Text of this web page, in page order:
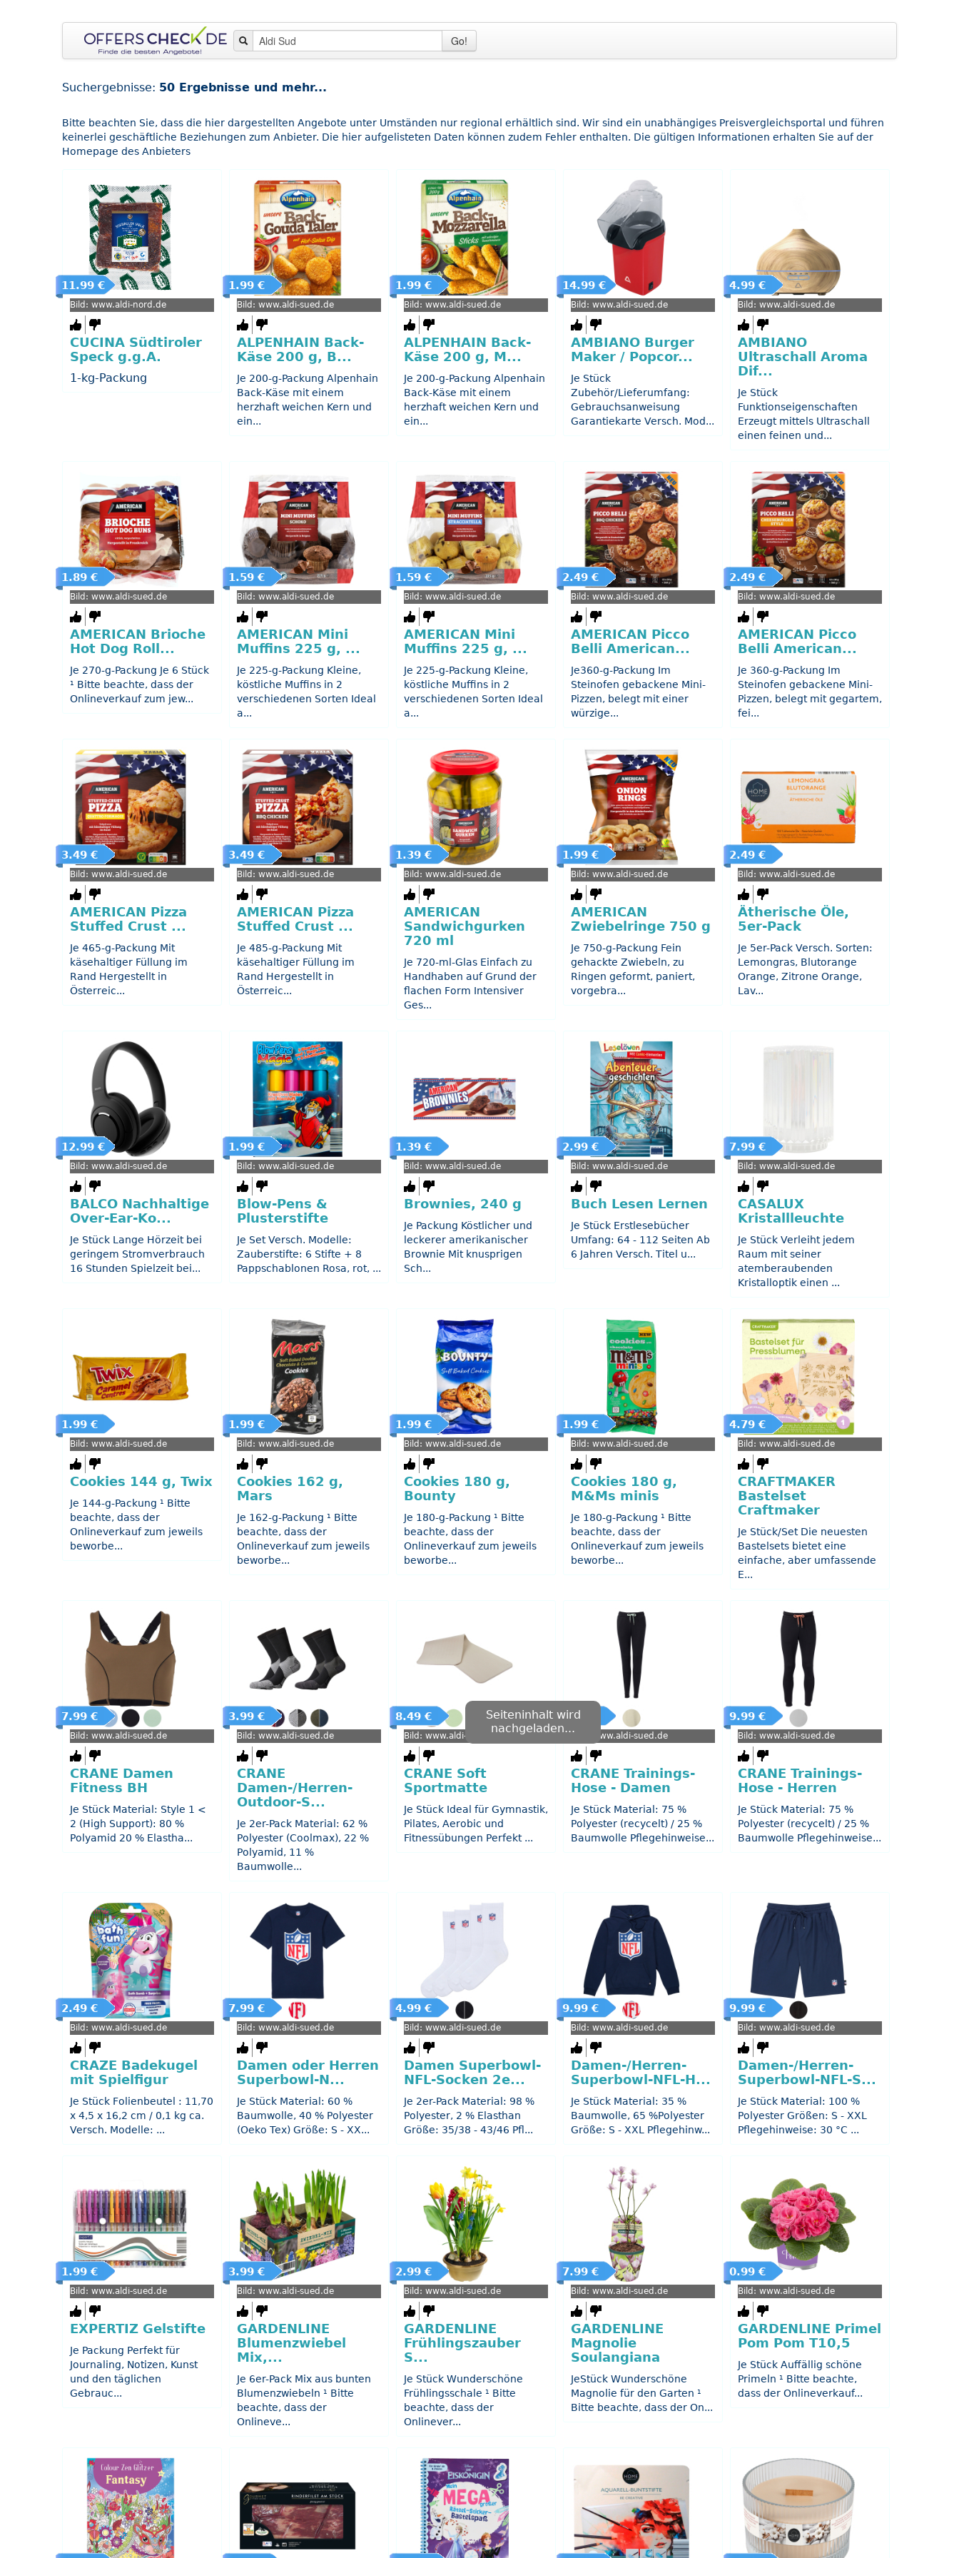
Go!
Suchergebnisse: 50 Ergebnisse und mehr...
Bitte beachten Sie, dass die hier dargestellten Angebote unter Umständen nur regional erhältlich sind. Wir sind ein unabhängiges Preisvergleichsportal und führen
keinerlei geschäftliche Beziehungen zum Anbieter. Die hier aufgelisteten Daten können zudem Fehler enthalten. Die gültigen Informationen erhalten Sie auf der
Homepage des Anbieters
11.99 €
Bild: www.aldi-nord.de
CUCINA Südtiroler
Speck g.g.A.
1-kg-Packung
1.99 €
Bild: www.aldi-sued.de
ALPENHAIN Back-
Käse 200 g, B...
Je 200-g-Packung Alpenhain
Back-Käse mit einem
herzhaft weichen Kern und
ein...
1.99 €
Bild: www.aldi-sued.de
ALPENHAIN Back-
Käse 200 g, M...
Je 200-g-Packung Alpenhain
Back-Käse mit einem
herzhaft weichen Kern und
ein...
14.99 €
Bild: www.aldi-sued.de
AMBIANO Burger
Maker / Popcor...
Je Stück
Zubehör/Lieferumfang:
Gebrauchsanweisung
Garantiekarte Versch. Mod...
4.99 €
Bild: www.aldi-sued.de
AMBIANO
Ultraschall Aroma
Dif...
Je Stück
Funktionseigenschaften
Erzeugt mittels Ultraschall
einen feinen und...
1.89 €
Bild: www.aldi-sued.de
AMERICAN Brioche
Hot Dog Roll...
Je 270-g-Packung Je 6 Stück
¹ Bitte beachte, dass der
Onlineverkauf zum jew...
1.59 €
Bild: www.aldi-sued.de
AMERICAN Mini
Muffins 225 g, ...
Je 225-g-Packung Kleine,
köstliche Muffins in 2
verschiedenen Sorten Ideal
a...
1.59 €
Bild: www.aldi-sued.de
AMERICAN Mini
Muffins 225 g, ...
Je 225-g-Packung Kleine,
köstliche Muffins in 2
verschiedenen Sorten Ideal
a...
2.49 €
Bild: www.aldi-sued.de
AMERICAN Picco
Belli American...
Je360-g-Packung Im
Steinofen gebackene Mini-
Pizzen, belegt mit einer
würzige...
2.49 €
Bild: www.aldi-sued.de
AMERICAN Picco
Belli American...
Je 360-g-Packung Im
Steinofen gebackene Mini-
Pizzen, belegt mit gegartem,
fei...
3.49 €
Bild: www.aldi-sued.de
AMERICAN Pizza
Stuffed Crust ...
Je 465-g-Packung Mit
käsehaltiger Füllung im
Rand Hergestellt in
Österreic...
3.49 €
Bild: www.aldi-sued.de
AMERICAN Pizza
Stuffed Crust ...
Je 485-g-Packung Mit
käsehaltiger Füllung im
Rand Hergestellt in
Österreic...
1.39 €
Bild: www.aldi-sued.de
AMERICAN
Sandwichgurken
720 ml
Je 720-ml-Glas Einfach zu
Handhaben auf Grund der
flachen Form Intensiver
Ges...
1.99 €
Bild: www.aldi-sued.de
AMERICAN
Zwiebelringe 750 g
Je 750-g-Packung Fein
gehackte Zwiebeln, zu
Ringen geformt, paniert,
vorgebra...
2.49 €
Bild: www.aldi-sued.de
Ätherische Öle,
5er-Pack
Je 5er-Pack Versch. Sorten:
Lemongras, Blutorange
Orange, Zitrone Orange,
Lav...
12.99 €
Bild: www.aldi-sued.de
BALCO Nachhaltige
Over-Ear-Ko...
Je Stück Lange Hörzeit bei
geringem Stromverbrauch
16 Stunden Spielzeit bei...
1.99 €
Bild: www.aldi-sued.de
Blow-Pens &
Plusterstifte
Je Set Versch. Modelle:
Zauberstifte: 6 Stifte + 8
Pappschablonen Rosa, rot, ...
1.39 €
Bild: www.aldi-sued.de
Brownies, 240 g
Je Packung Köstlicher und
leckerer amerikanischer
Brownie Mit knusprigen
Sch...
2.99 €
Bild: www.aldi-sued.de
Buch Lesen Lernen
Je Stück Erstlesebücher
Umfang: 64 - 112 Seiten Ab
6 Jahren Versch. Titel u...
7.99 €
Bild: www.aldi-sued.de
CASALUX
Kristallleuchte
Je Stück Verleiht jedem
Raum mit seiner
atemberaubenden
Kristalloptik einen ...
1.99 €
Bild: www.aldi-sued.de
Cookies 144 g, Twix
Je 144-g-Packung ¹ Bitte
beachte, dass der
Onlineverkauf zum jeweils
beworbe...
1.99 €
Bild: www.aldi-sued.de
Cookies 162 g,
Mars
Je 162-g-Packung ¹ Bitte
beachte, dass der
Onlineverkauf zum jeweils
beworbe...
1.99 €
Bild: www.aldi-sued.de
Cookies 180 g,
Bounty
Je 180-g-Packung ¹ Bitte
beachte, dass der
Onlineverkauf zum jeweils
beworbe...
1.99 €
Bild: www.aldi-sued.de
Cookies 180 g,
M&Ms minis
Je 180-g-Packung ¹ Bitte
beachte, dass der
Onlineverkauf zum jeweils
beworbe...
4.79 €
Bild: www.aldi-sued.de
CRAFTMAKER
Bastelset
Craftmaker
Je Stück/Set Die neuesten
Bastelsets bietet eine
einfache, aber umfassende
E...
7.99 €
Bild: www.aldi-sued.de
CRANE Damen
Fitness BH
Je Stück Material: Style 1 <
2 (High Support): 80 %
Polyamid 20 % Elastha...
3.99 €
Bild: www.aldi-sued.de
CRANE
Damen-/Herren-
Outdoor-S...
Je 2er-Pack Material: 62 %
Polyester (Coolmax), 22 %
Polyamid, 11 %
Baumwolle...
8.49 €
Bild: www.aldi-sued.de
CRANE Soft
Sportmatte
Je Stück Ideal für Gymnastik,
Pilates, Aerobic und
Fitnessübungen Perfekt ...
9.99 €
Bild: www.aldi-sued.de
CRANE Trainings-
Hose - Damen
Je Stück Material: 75 %
Polyester (recycelt) / 25 %
Baumwolle Pflegehinweise...
9.99 €
Bild: www.aldi-sued.de
CRANE Trainings-
Hose - Herren
Je Stück Material: 75 %
Polyester (recycelt) / 25 %
Baumwolle Pflegehinweise...
2.49 €
Bild: www.aldi-sued.de
CRAZE Badekugel
mit Spielfigur
Je Stück Folienbeutel : 11,70
x 4,5 x 16,2 cm / 0,1 kg ca.
Versch. Modelle: ...
7.99 €
Bild: www.aldi-sued.de
Damen oder Herren
Superbowl-N...
Je Stück Material: 60 %
Baumwolle, 40 % Polyester
(Oeko Tex) Größe: S - XX...
4.99 €
Bild: www.aldi-sued.de
Damen Superbowl-
NFL-Socken 2e...
Je 2er-Pack Material: 98 %
Polyester, 2 % Elasthan
Größe: 35/38 - 43/46 Pfl...
9.99 €
Bild: www.aldi-sued.de
Damen-/Herren-
Superbowl-NFL-H...
Je Stück Material: 35 %
Baumwolle, 65 %Polyester
Größe: S - XXL Pflegehinw...
9.99 €
Bild: www.aldi-sued.de
Damen-/Herren-
Superbowl-NFL-S...
Je Stück Material: 100 %
Polyester Größen: S - XXL
Pflegehinweise: 30 °C ...
1.99 €
Bild: www.aldi-sued.de
EXPERTIZ Gelstifte
Je Packung Perfekt für
Journaling, Notizen, Kunst
und den täglichen
Gebrauc...
3.99 €
Bild: www.aldi-sued.de
GARDENLINE
Blumenzwiebel
Mix,...
Je 6er-Pack Mix aus bunten
Blumenzwiebeln ¹ Bitte
beachte, dass der
Onlineve...
2.99 €
Bild: www.aldi-sued.de
GARDENLINE
Frühlingszauber
S...
Je Stück Wunderschöne
Frühlingsschale ¹ Bitte
beachte, dass der
Onlinever...
7.99 €
Bild: www.aldi-sued.de
GARDENLINE
Magnolie
Soulangiana
JeStück Wunderschöne
Magnolie für den Garten ¹
Bitte beachte, dass der On...
0.99 €
Bild: www.aldi-sued.de
GARDENLINE Primel
Pom Pom T10,5
Je Stück Auffällig schöne
Primeln ¹ Bitte beachte,
dass der Onlineverkauf...
Seiteninhalt wird
nachgeladen...